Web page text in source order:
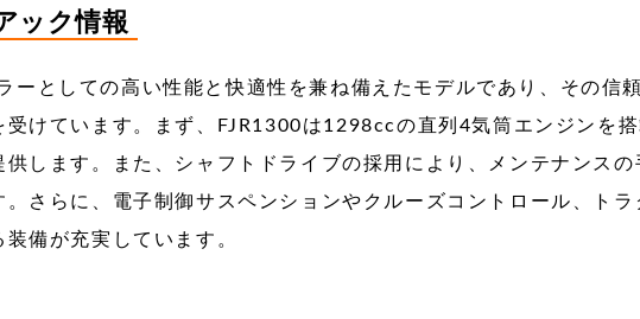
ック情報
ーとしての高い性能と快適性を兼ね備えたモデルであり、その信
けています。​ まず、FJR1300は1298ccの直列4気筒エンジンを
します。​また、シャフトドライブの採用により、メンテナンスの
さらに、電子制御サスペンションやクルーズコントロール、トラ
備が充実しています。